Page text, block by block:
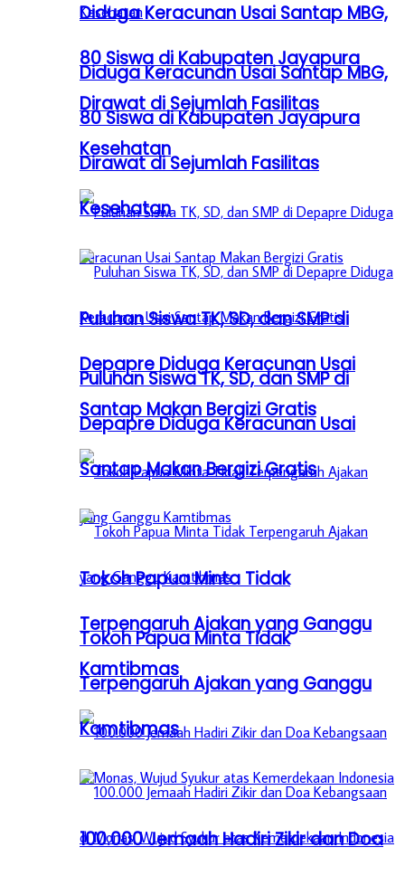
Diduga Keracunan Usai Santap MBG,
80 Siswa di Kabupaten Jayapura
Dirawat di Sejumlah Fasilitas
Kesehatan
Puluhan Siswa TK, SD, dan SMP di
Depapre Diduga Keracunan Usai
Santap Makan Bergizi Gratis
Tokoh Papua Minta Tidak
Terpengaruh Ajakan yang Ganggu
Kamtibmas
100.000 Jemaah Hadiri Zikir dan Doa
Diduga Keracunan Usai Santap MBG,
80 Siswa di Kabupaten Jayapura
Dirawat di Sejumlah Fasilitas
Kesehatan
Puluhan Siswa TK, SD, dan SMP di
Depapre Diduga Keracunan Usai
Santap Makan Bergizi Gratis
Tokoh Papua Minta Tidak
Terpengaruh Ajakan yang Ganggu
Kamtibmas